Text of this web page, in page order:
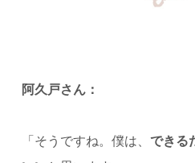
阿久戸さん：
「そうですね。僕は、 できる